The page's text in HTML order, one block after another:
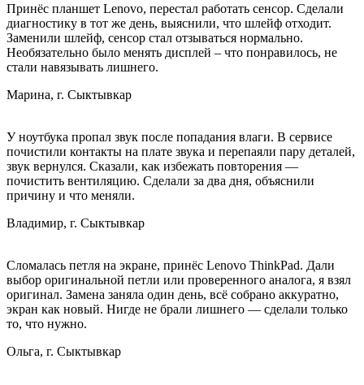
Принёс планшет Lenovo, перестал работать сенсор. Сделали
диагностику в тот же день, выяснили, что шлейф отходит.
Заменили шлейф, сенсор стал отзываться нормально.
Необязательно было менять дисплей – что понравилось, не
стали навязывать лишнего.
Марина, г. Сыктывкар
У ноутбука пропал звук после попадания влаги. В сервисе
почистили контакты на плате звука и перепаяли пару деталей,
звук вернулся. Сказали, как избежать повторения —
почистить вентиляцию. Сделали за два дня, объяснили
причину и что меняли.
Владимир, г. Сыктывкар
Сломалась петля на экране, принёс Lenovo ThinkPad. Дали
выбор оригинальной петли или проверенного аналога, я взял
оригинал. Замена заняла один день, всё собрано аккуратно,
экран как новый. Нигде не брали лишнего — сделали только
то, что нужно.
Ольга, г. Сыктывкар